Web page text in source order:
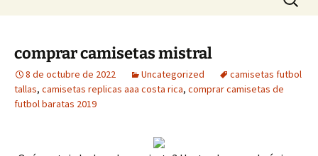
comprar camisetas mistral
8 de octubre de 2022 Uncategorized
camisetas futbol
tallas, camisetas replicas aaa costa rica, comprar camisetas de
futbol baratas 2019